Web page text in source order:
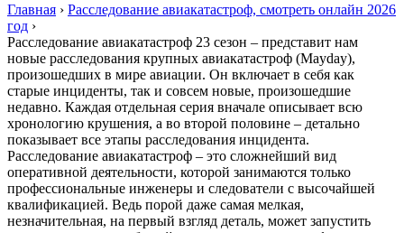
Главная › Расследование авиакатастроф, смотреть онлайн 2026
год ›
Расследование авиакатастроф 23 сезон – представит нам
новые расследования крупных авиакатастроф (Mayday),
произошедших в мире авиации. Он включает в себя как
старые инциденты, так и совсем новые, произошедшие
недавно. Каждая отдельная серия вначале описывает всю
хронологию крушения, а во второй половине – детально
показывает все этапы расследования инцидента.
Расследование авиакатастроф – это сложнейший вид
оперативной деятельности, которой занимаются только
профессиональные инженеры и следователи с высочайшей
квалификацией. Ведь порой даже самая мелкая,
незначительная, на первый взгляд деталь, может запустить